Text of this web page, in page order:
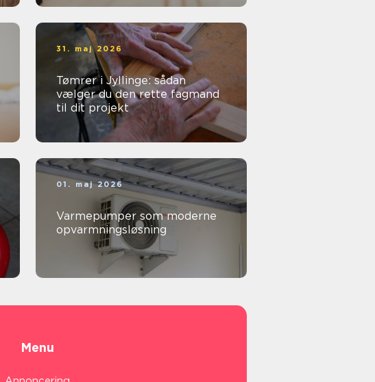
31. maj 2026
Tømrer i Jyllinge: sådan
vælger du den rette fagmand
til dit projekt
01. maj 2026
Varmepumper som moderne
opvarmningsløsning
Menu